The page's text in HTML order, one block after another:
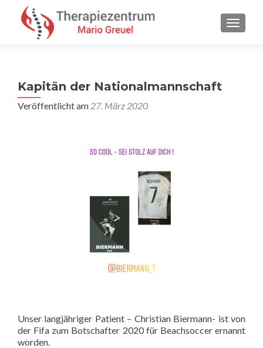
Kapitän der Nationalmannschaft
Veröffentlicht am 27. März 2020
Unser langjähriger Patient – Christian Biermann- ist von
der Fifa zum Botschafter 2020 für Beachsoccer ernannt
worden.